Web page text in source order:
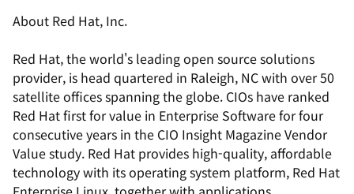
About Red Hat, Inc.
Red Hat, the world's leading open source solutions
provider, is head quartered in Raleigh, NC with over 50
satellite offices spanning the globe. CIOs have ranked
Red Hat first for value in Enterprise Software for four
consecutive years in the CIO Insight Magazine Vendor
Value study. Red Hat provides high-quality, affordable
technology with its operating system platform, Red Hat